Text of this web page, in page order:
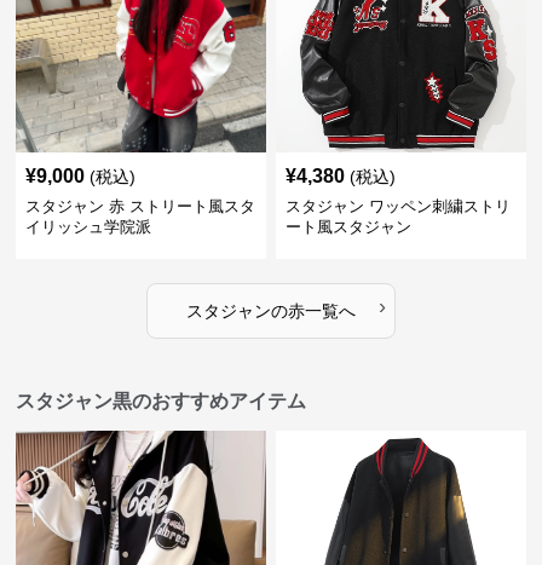
¥9,000 (税込)
スタジャン 赤 ストリート風スタ
イリッシュ学院派
¥4,380 (税込)
スタジャン ワッペン刺繍ストリ
ート風スタジャン
スタジャンの赤一覧へ ›
スタジャン黒のおすすめアイテム